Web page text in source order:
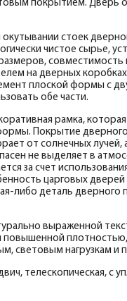
покрытием. Дверь
стоек
чистое сырье,
на дверных
плоской формы с
обе части.
рамка,
Покрытие
от солнечных лучей,
не выделяет в
за счет
царговых
либо деталь дверного
выраженной
повышенной
световым нагрузкам и
телескопическая, с